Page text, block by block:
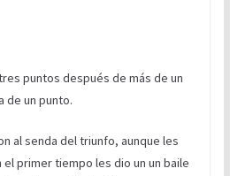
puntos después de más de un
de un punto.
al senda del triunfo, aunque les
primer tiempo les dio un un baile